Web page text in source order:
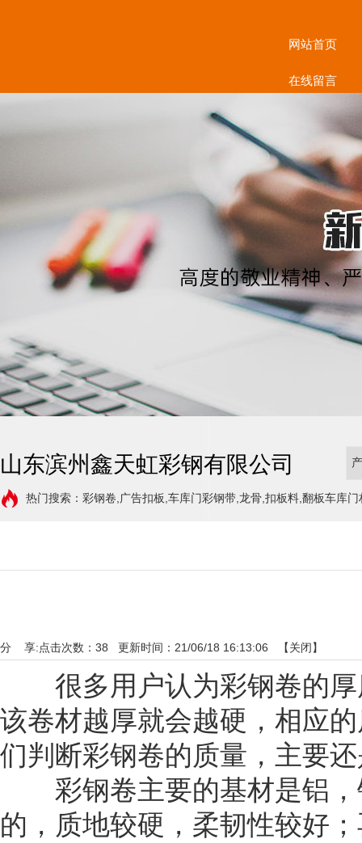
网站首页
在线留言
山东滨州鑫天虹彩钢有限公司
热门搜索：彩钢卷,广告扣板,车库门彩钢带,龙骨,扣板料,翻板车库
点击次数： 38 更新时间：21/06/18 16:13:06 【关闭】
分 享:
很多用户认为彩钢卷的厚
该卷材越厚就会越硬，相应
们判断彩钢卷的质量，主要
彩钢卷主要的基材是铝，
的，质地较硬，柔韧性较好